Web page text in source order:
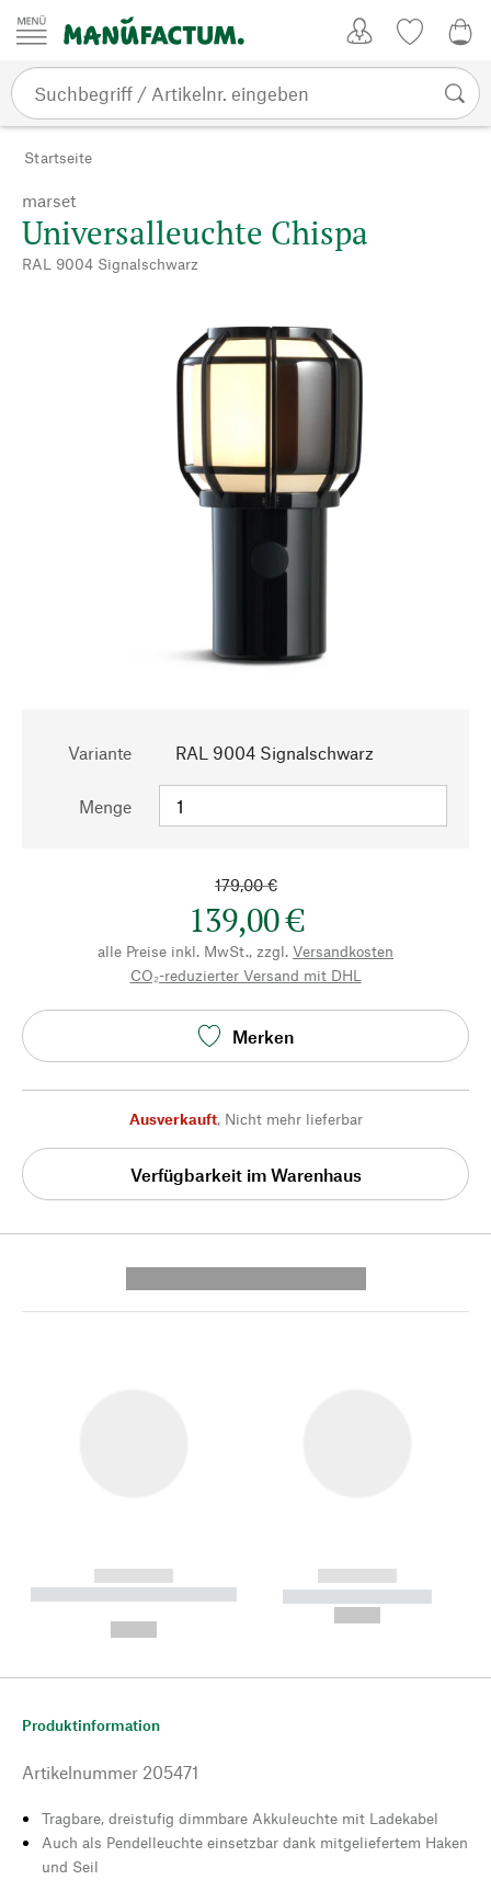
Zum Inhalt springen
Startseite
marset
Universalleuchte Chispa
RAL 9004 Signalschwarz
Variante RAL 9004 Signalschwarz
Menge
179,00 €
139,00 €
alle Preise inkl. MwSt., zzgl. Versandkosten
CO₂-reduzierter Versand mit DHL
Merken
Ausverkauft, Nicht mehr lieferbar
Verfügbarkeit im Warenhaus
------------
----------- ----------- --------
------------
----------- -----------
Produktinformation
Artikelnummer 205471
Tragbare, dreistufig dimmbare Akkuleuchte mit Ladekabel
Auch als Pendelleuchte einsetzbar dank mitgeliefertem Haken
und Seil